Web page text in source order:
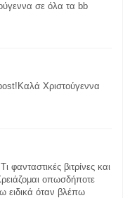
σε όλα τα bb
Χριστούγεννα
φανταστικές βιτρίνες και
οπωσδήποτε
ειδικά όταν βλέπω